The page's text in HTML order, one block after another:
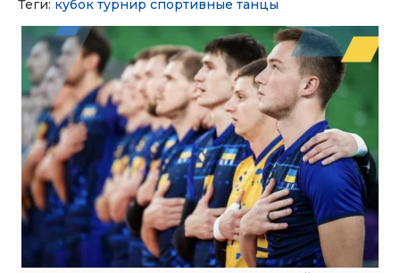
Теги: кубок турнир спортивные танцы